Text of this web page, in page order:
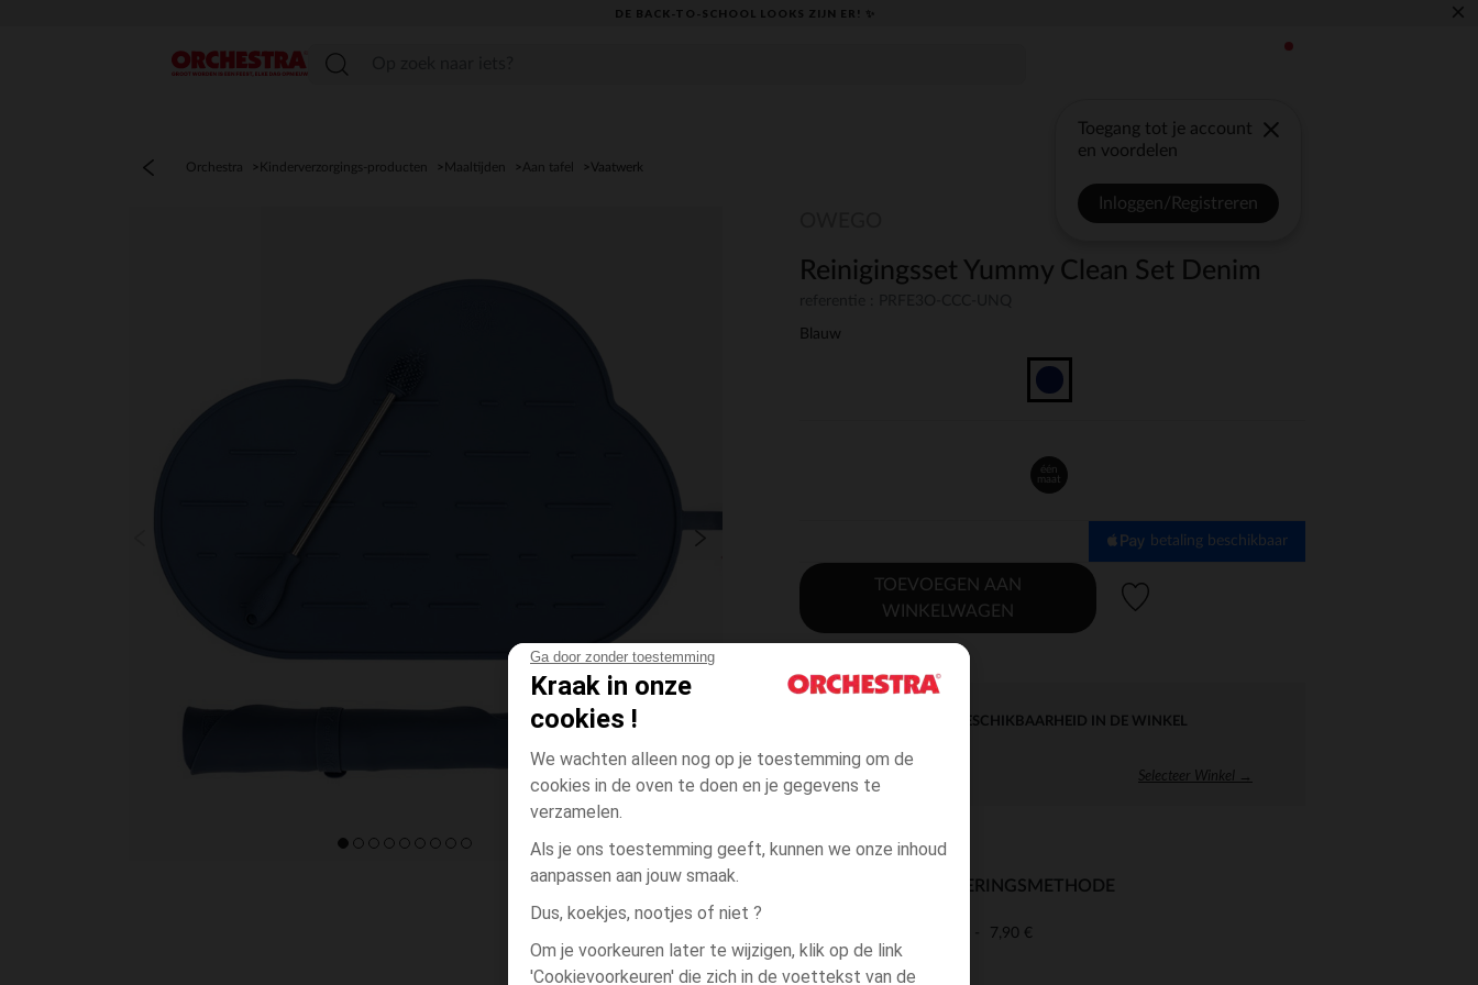
Ga door zonder toestemming
Kraak in onze
cookies !
We wachten alleen nog op je toestemming om de
cookies in de oven te doen en je gegevens te
verzamelen.
Als je ons toestemming geeft, kunnen we onze inhoud
aanpassen aan jouw smaak.
Dus, koekjes, nootjes of niet ?
Om je voorkeuren later te wijzigen, klik op de link
'Cookievoorkeuren' die zich in de voettekst van de
DE BACK-TO-SCHOOL LOOKS ZIJN ER! ✨ ×
menu
Toegang tot je account
en voordelen
Inloggen/Registreren
Orchestra Kinderverzorgings-producten Maaltijden Aan tafel Vaatwerk
Reinigingsset Yummy Clean Set Denim
Blauw
één
maat
betaling beschikbaar
TOEVOEGEN AAN
WINKELWAGEN
DIRECTE BESCHIKBAARHEID IN DE WINKEL
Selecteer Winkel →
BESCHIKBAARE LEVERINGSMETHODE
7,90 €
2 tot 4 dagen